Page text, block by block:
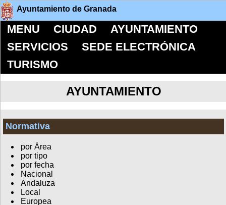
Ayuntamiento de Granada
MENU CIUDAD
AYUNTAMIENTO
SERVICIOS
SEDE ELECTRÓNICA
TURISMO
AYUNTAMIENTO
Normativa
por Área
por tipo
por fecha
Nacional
Andaluza
Local
Europea